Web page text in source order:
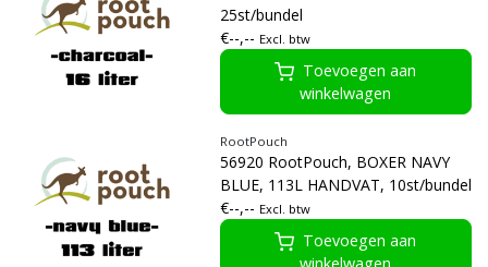
25st/bundel
€--,-- Excl. btw
Toevoegen aan
winkelwagen
RootPouch
56920 RootPouch, BOXER NAVY
BLUE, 113L HANDVAT, 10st/bundel
€--,-- Excl. btw
Toevoegen aan